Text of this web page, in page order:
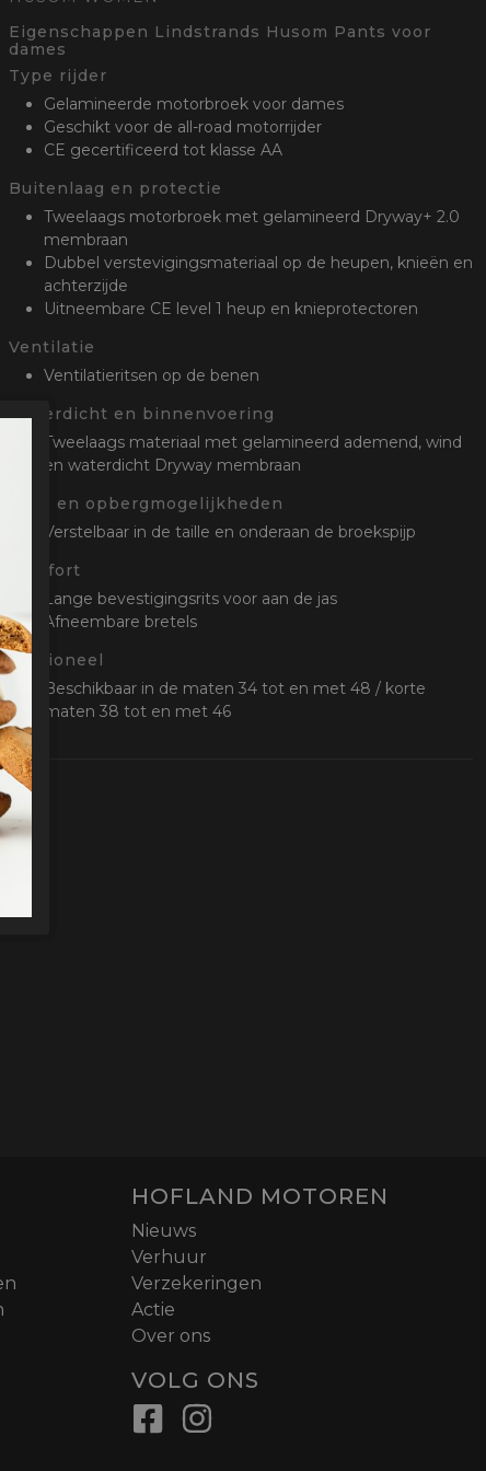
Eigenschappen Lindstrands Husom Pants voor
dames
Type rijder
Gelamineerde motorbroek voor dames
Geschikt voor de all-road motorrijder
CE gecertificeerd tot klasse AA
Buitenlaag en protectie
Tweelaags motorbroek met gelamineerd Dryway+ 2.0
membraan
Dubbel verstevigingsmateriaal op de heupen, knieën en
achterzijde
Uitneembare CE level 1 heup en knieprotectoren
Ventilatie
Ventilatieritsen op de benen
Waterdicht en binnenvoering
Tweelaags materiaal met gelamineerd ademend, wind
en waterdicht Dryway membraan
Stel- en opbergmogelijkheden
Verstelbaar in de taille en onderaan de broekspijp
Comfort
Lange bevestigingsrits voor aan de jas
Afneembare bretels
Optioneel
Beschikbaar in de maten 34 tot en met 48 / korte
maten 38 tot en met 46
HOFLAND MOTOREN
Nieuws
Verhuur
Verzekeringen
Actie
Over ons
VOLG ONS